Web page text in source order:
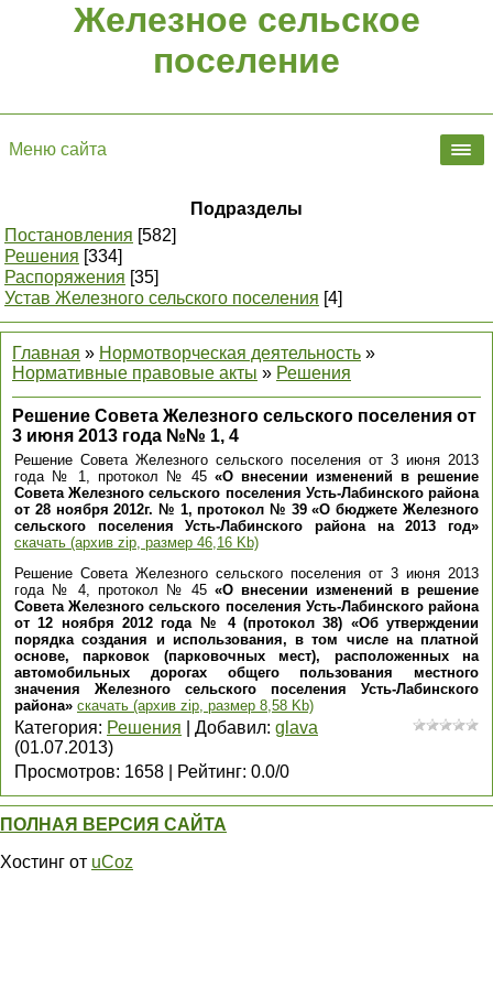
Железное сельское
поселение
Меню сайта
Подразделы
Постановления [582]
Решения [334]
Распоряжения [35]
Устав Железного сельского поселения [4]
Главная » Нормотворческая деятельность »
Нормативные правовые акты » Решения
Решение Совета Железного сельского поселения от
3 июня 2013 года №№ 1, 4
Решение Совета Железного сельского поселения от 3 июня 2013
года № 1, протокол № 45«О внесении изменений в решение
Совета Железного сельского поселения Усть-Лабинского района
от 28 ноября 2012г. № 1, протокол № 39 «О бюджете Железного
сельского поселения Усть-Лабинского района на 2013 год»
скачать (архив zip, размер 46,16 Kb)
Решение Совета Железного сельского поселения от 3 июня 2013
года № 4, протокол № 45«О внесении изменений в решение
Совета Железного сельского поселения Усть-Лабинского района
от 12 ноября 2012 года № 4 (протокол 38) «Об утверждении
порядка создания и использования, в том числе на платной
основе, парковок (парковочных мест), расположенных на
автомобильных дорогах общего пользования местного
значения Железного сельского поселения Усть-Лабинского
района» скачать (архив zip, размер 8,58 Kb)
Категория: Решения Добавил: glava
(01.07.2013)
Просмотров: 1658 Рейтинг: 0.0/0
ПОЛНАЯ ВЕРСИЯ САЙТА
Хостинг от uCoz